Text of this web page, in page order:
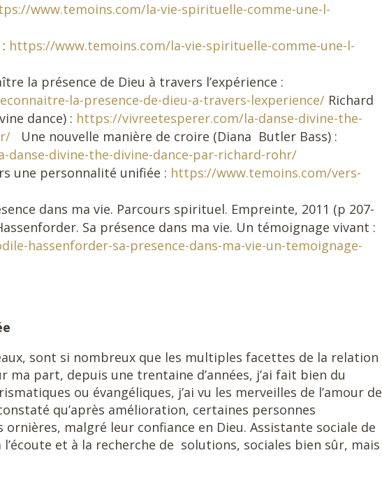
www.temoins.com/la-vie-spirituelle-comme-une-l-
https://www.temoins.com/la-vie-spirituelle-comme-une-l-
la présence de Dieu à travers l’expérience :
la-presence-de-dieu-a-travers-lexperience/ Richard
dance) : https://vivreetesperer.com/la-danse-divine-the-
Une nouvelle manière de croire (Diana Butler Bass) :
divine-the-divine-dance-par-richard-rohr/
une personnalité unifiée : https://www.temoins.com/vers-
dans ma vie. Parcours spirituel. Empreinte, 2011 (p 207-
Sa présence dans ma vie. Un témoignage vivant :
hassenforder-sa-presence-dans-ma-vie-un-temoignage-
sont si nombreux que les multiples facettes de la relation
ma part, depuis une trentaine d’années, j’ai fait bien du
ou évangéliques, j’ai vu les merveilles de l’amour de
qu’après amélioration, certaines personnes
malgré leur confiance en Dieu. Assistante sociale de
et à la recherche de solutions, sociales bien sûr, mais